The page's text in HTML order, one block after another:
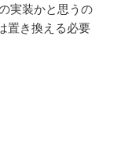
実装かと思うの
置き換える必要